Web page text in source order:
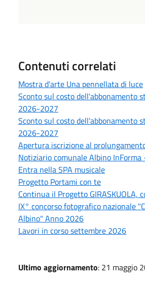
Contenuti correlati
Mostra d'arte Una pennellata di luce
Sconto sul costo dell'abbonamento
2026-2027
Sconto sul costo dell'abbonamento
2026-2027
Apertura iscrizione al
Notiziario comunale Albino
Entra nella SPA musicale
Progetto Portami con te
Continua il Progetto GIRASKUOLA,
IX° concorso fotografico nazionale
Albino" Anno 2026
Lavori in corso settembre 2026
Ultimo aggiornamento: 21 maggio